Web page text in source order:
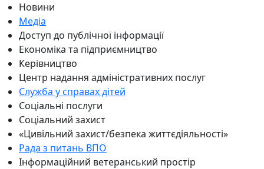
Новини
Медіа
Доступ до публічної інформації
Економіка та підприємництво
Керівництво
Центр надання адміністративних послуг
Служба у справах дітей
Соціальні послуги
Соціальний захист
«Цивільний захист/безпека життєдіяльності»
Рада з питань ВПО
Інформаційний ветеранський простір